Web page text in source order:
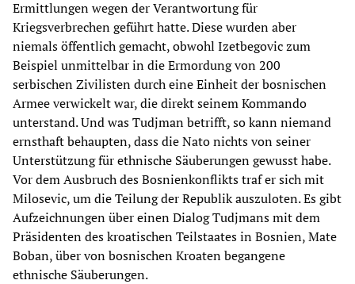
Ermittlungen wegen der Verantwortung für
Kriegsverbrechen geführt hatte. Diese wurden aber
niemals öffentlich gemacht, obwohl Izetbegovic zum
Beispiel unmittelbar in die Ermordung von 200
serbischen Zivilisten durch eine Einheit der bosnischen
Armee verwickelt war, die direkt seinem Kommando
unterstand. Und was Tudjman betrifft, so kann niemand
ernsthaft behaupten, dass die Nato nichts von seiner
Unterstützung für ethnische Säuberungen gewusst habe.
Vor dem Ausbruch des Bosnienkonflikts traf er sich mit
Milosevic, um die Teilung der Republik auszuloten. Es gibt
Aufzeichnungen über einen Dialog Tudjmans mit dem
Präsidenten des kroatischen Teilstaates in Bosnien, Mate
Boban, über von bosnischen Kroaten begangene
ethnische Säuberungen.